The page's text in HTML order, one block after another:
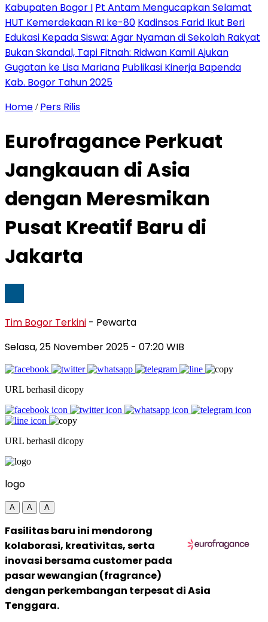
Kabupaten Bogor I Pt Antam Mengucapkan Selamat
HUT Kemerdekaan RI ke-80 Kadinsos Farid Ikut Beri
Edukasi Kepada Siswa: Agar Nyaman di Sekolah Rakyat
Bukan Skandal, Tapi Fitnah: Ridwan Kamil Ajukan
Gugatan ke Lisa Mariana Publikasi Kinerja Bapenda
Kab. Bogor Tahun 2025
Home / Pers Rilis
Eurofragance Perkuat
Jangkauan di Asia
dengan Meresmikan
Pusat Kreatif Baru di
Jakarta
Tim Bogor Terkini - Pewarta
Selasa, 25 November 2025 - 07:20 WIB
URL berhasil dicopy
URL berhasil dicopy
logo
A A A
Fasilitas baru ini mendorong
kolaborasi, kreativitas, serta
inovasi bersama customer pada
pasar wewangian (fragrance)
dengan perkembangan terpesat diAsia
Tenggara.